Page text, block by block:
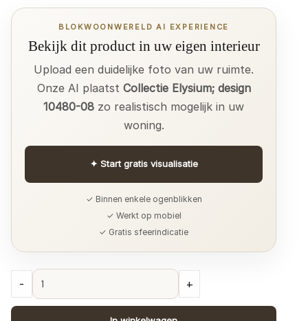
BLOKWOONWERELD AI EXPERIENCE
Bekijk dit product in uw eigen interieur
Upload een duidelijke foto van uw ruimte.
Onze AI plaatst Collectie Elysium; design
10480-08 zo realistisch mogelijk in uw
woning.
✦ Start gratis visualisatie
✓ Binnen enkele ogenblikken
✓ Werkt op mobiel
✓ Gratis sfeerindicatie
design
- +